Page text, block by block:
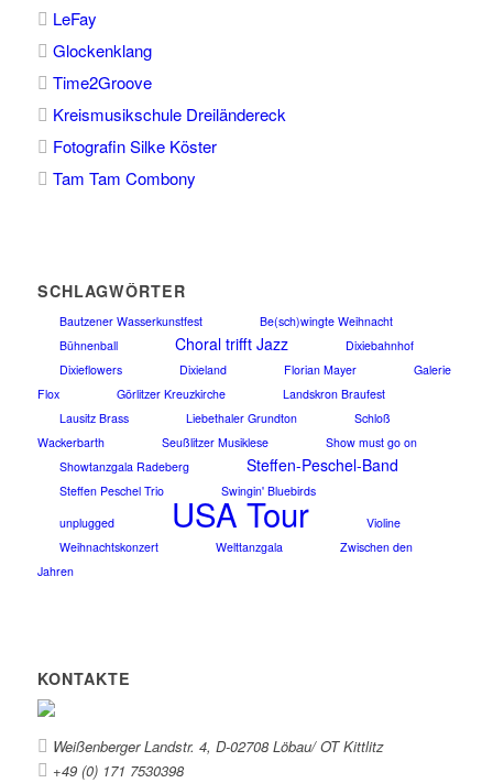
LeFay
Glockenklang
Time2Groove
Kreismusikschule Dreiländereck
Fotografin Silke Köster
Tam Tam Combony
SCHLAGWÖRTER
Bautzener Wasserkunstfest
Be(sch)wingte Weihnacht
Bühnenball
Choral trifft Jazz
Dixiebahnhof
Dixieflowers
Dixieland Florian Mayer
Galerie
Flox
Görlitzer Kreuzkirche
Landskron Braufest
Lausitz Brass
Liebethaler Grundton
Schloß
Wackerbarth
Seußlitzer Musiklese
Show must go on
Showtanzgala Radeberg
Steffen-Peschel-Band
Steffen Peschel Trio
Swingin' Bluebirds
unplugged
USA Tour
Violine
Weihnachtskonzert
Welttanzgala
Zwischen den
Jahren
KONTAKTE
Weißenberger Landstr. 4, D-02708 Löbau/ OT Kittlitz
+49 (0) 171 7530398